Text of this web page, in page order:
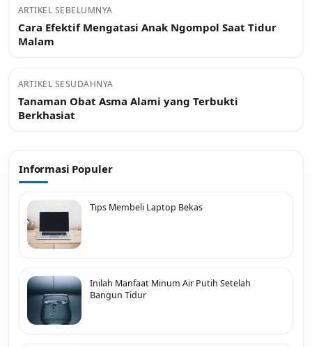
ARTIKEL SEBELUMNYA
Cara Efektif Mengatasi Anak Ngompol Saat Tidur
Malam
ARTIKEL SESUDAHNYA
Tanaman Obat Asma Alami yang Terbukti
Berkhasiat
Informasi Populer
Tips Membeli Laptop Bekas
Inilah Manfaat Minum Air Putih Setelah
Bangun Tidur